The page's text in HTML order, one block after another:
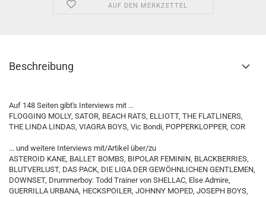
AUF DEN MERKZETTEL
Beschreibung
Auf 148 Seiten gibt's Interviews mit ...
FLOGGING MOLLY, SATOR, BEACH RATS, ELLIOTT, THE FLATLINERS,
THE LINDA LINDAS, VIAGRA BOYS, Vic Bondi, POPPERKLOPPER, COR
... und weitere Interviews mit/Artikel über/zu
ASTEROID KANE, BALLET BOMBS, BIPOLAR FEMININ, BLACKBERRIES,
BLUTVERLUST, DAS PACK, DIE LIGA DER GEWÖHNLICHEN GENTLEMEN,
DOWNSET, Drummerboy: Todd Trainer von SHELLAC, Else Admire,
GUERRILLA URBANA, HECKSPOILER, JOHNNY MOPED, JOSEPH BOYS,